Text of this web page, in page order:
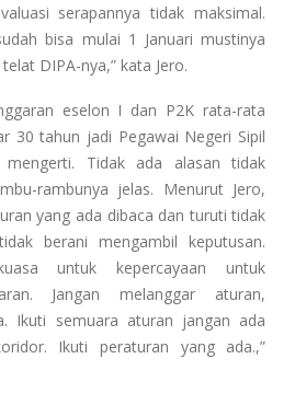
serapannya tidak maksimal.
bisa mulai 1 Januari mustinya
DIPA-nya,” kata Jero.
eselon I dan P2K rata-rata
30 tahun jadi Pegawai Negeri Sipil
Tidak ada alasan tidak
rambunya jelas. Menurut Jero,
yang ada dibaca dan turuti tidak
berani mengambil keputusan.
untuk kepercayaan untuk
Jangan melanggar aturan,
Ikuti semuara aturan jangan ada
Ikuti peraturan yang ada.,”